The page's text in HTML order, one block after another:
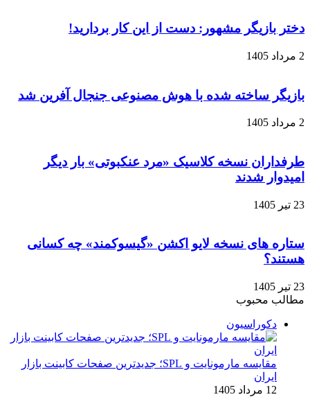
دختر بازیگر مشهور: دست از این کار بردارید!
2 مرداد 1405
بازیگر ساخته شده با هوش مصنوعی جنجال آفرین شد
2 مرداد 1405
طرفداران نسخه کلاسیک «مرد عنکبوتی» بار دیگر
امیدوار شدند
23 تیر 1405
ستاره‌ های نسخه لایو اکشن «گیسوکمند» چه کسانی
هستند؟
23 تیر 1405
مطالب محبوب
دکوراسیون
مقایسه مارمونایت و SPL؛ جدیدترین صفحات کابینت بازار
ایران
12 مرداد 1405